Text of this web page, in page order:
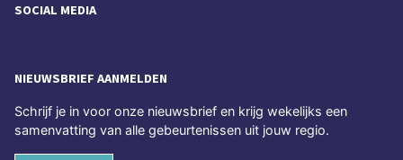
SOCIAL MEDIA
NIEUWSBRIEF AANMELDEN
Schrijf je in voor onze nieuwsbrief en krijg wekelijks een
samenvatting van alle gebeurtenissen uit jouw regio.